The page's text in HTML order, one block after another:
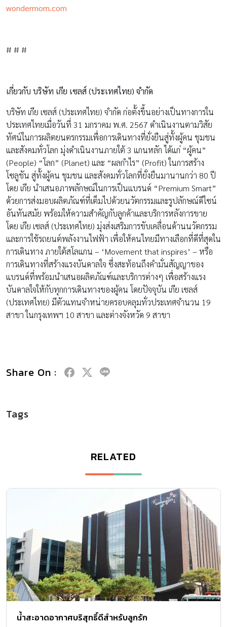
wondermom.com
# # #
เกี่ยวกับ บริษัท เกีย เซลส์ (ประเทศไทย) จำกัด
บริษัท เกีย เซลส์ (ประเทศไทย) จำกัด ก่อตั้งขึ้นอย่างเป็นทางการใน
ประเทศไทยเมื่อวันที่ 31 มกราคม พ.ศ. 2567 ดำเนินงานตามวิสัย
ทัศน์ในการผลิตยนตรกรรมเพื่อการเดินทางที่ยั่งยืนสู่ทั้งผู้คน ชุมชน
และสังคมทั่วโลก มุ่งดำเนินงานภายใต้ 3 แกนหลัก ได้แก่ “ผู้คน”
(People) “โลก” (Planet) และ “ผลกำไร” (Profit) ในการสร้าง
โซลูชัน สู่ทั้งผู้คน ชุมชน และสังคมทั่วโลกที่ยั่งยืนมานานกว่า 80 ปี
โดย เกีย นำเสนอภาพลักษณ์ในการเป็นแบรนด์ “Premium Smart”
ด้วยการส่งมอบผลิตภัณฑ์ที่เต็มไปด้วยนวัตกรรมและรูปลักษณ์ดีไซน์
อันทันสมัย พร้อมให้ความสำคัญกับลูกค้าและบริการหลังการขาย
โดย เกีย เซลส์ (ประเทศไทย) มุ่งส่งเสริมการขับเคลื่อนด้านนวัตกรรม
และการใช้รถยนต์พลังงานไฟฟ้า เพื่อให้คนไทยมีทางเลือกที่ดีที่สุดใน
การเดินทาง ภายใต้สโลแกน – ‘Movement that inspires’ – หรือ
การเดินทางที่สร้างแรงบันดาลใจ ซึ่งสะท้อนถึงคำมั่นสัญญาของ
แบรนด์ที่พร้อมนำเสนอผลิตภัณฑ์และบริการต่างๆ เพื่อสร้างแรง
บันดาลใจให้กับทุกการเดินทางของผู้คน โดยปัจจุบัน เกีย เซลส์
(ประเทศไทย) มีตัวแทนจำหน่ายครอบคลุมทั่วประเทศจำนวน 19
สาขา ในกรุงเทพฯ 10 สาขา และต่างจังหวัด 9 สาขา
Share On :
Tags
RELATED
น้ำสะอาดอากาศบริสุทธิ์ดีสำหรับลูกรัก